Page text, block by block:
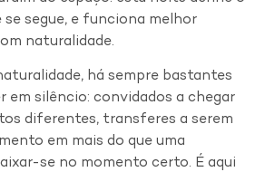
segue, e funciona melhor
naturalidade.
há sempre bastantes
em silêncio: convidados a chegar
diferentes, transferes a serem
em mais do que uma
se no momento certo. É aqui